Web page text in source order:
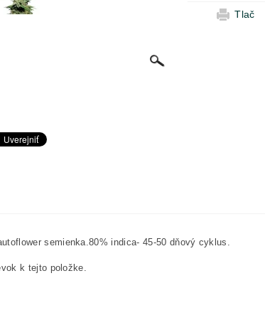
Tlač
semienka.80% indica- 45-50 dňový cyklus.
k tejto položke.